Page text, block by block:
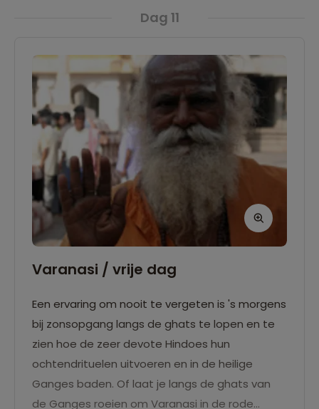
Dag 11
Varanasi / vrije dag
Een ervaring om nooit te vergeten is 's morgens
bij zonsopgang langs de ghats te lopen en te
zien hoe de zeer devote Hindoes hun
ochtendrituelen uitvoeren en in de heilige
Ganges baden. Of laat je langs de ghats van
de Ganges roeien om Varanasi in de rode